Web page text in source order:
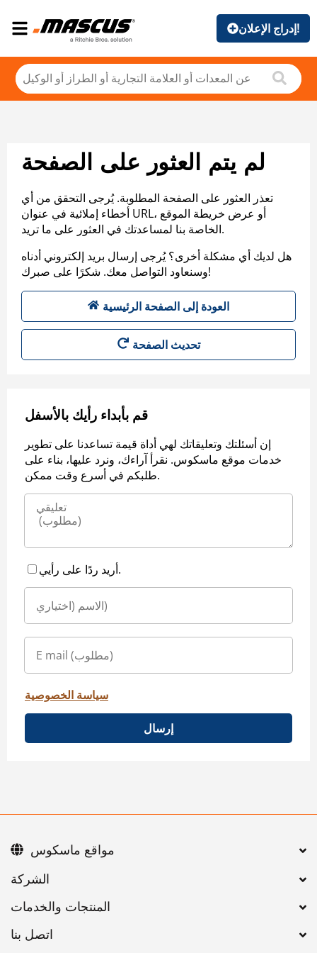
إدراج الإعلان!
لم يتم العثور على الصفحة
تعذر العثور على الصفحة المطلوبة. يُرجى التحقق من أي
أخطاء إملائية في عنوان URL، أو عرض خريطة الموقع
الخاصة بنا لمساعدتك في العثور على ما تريد.
هل لديك أي مشكلة أخرى؟ يُرجى إرسال بريد إلكتروني أدناه
وسنعاود التواصل معك. شكرًا على صبرك!
العودة إلى الصفحة الرئيسية
تحديث الصفحة
قم بأبداء رأيك بالأسفل
إن أسئلتك وتعليقاتك لهي أداة قيمة تساعدنا على تطوير
خدمات موقع ماسكوس. نقرأ آراءك، ونرد عليها، بناء على
طلبكم في أسرع وقت ممكن.
أريد ردًا على رأيي.
سياسة الخصوصية
إرسال
اتصل بنا
مواقع ماسكوس